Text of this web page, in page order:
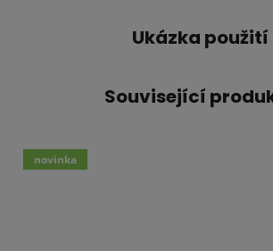
Ukázka použití
Související
novinka